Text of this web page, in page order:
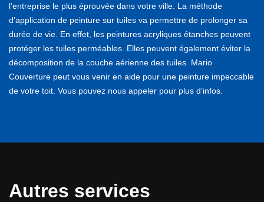
l’entreprise le plus éprouvée dans votre ville. La méthode
d’application de peinture sur tuiles va permettre de prolonger sa
durée de vie. En effet, les peintures acryliques étanches peuvent
protéger les tuiles perméables. Elles peuvent également éviter la
décomposition de la couche aérienne des tuiles. Mario
Couverture peut vous venir en aide pour une peinture impeccable
de votre toit. Vous pouvez nous appeler pour plus d’infos.
Autres services